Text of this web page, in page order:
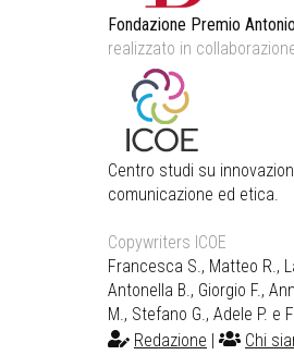
Fondazione Premio
realizzato in
Centro studi su
comunicazione ed etica.
Copywriters ICOE
Francesca S., Matteo R.,
Antonella B., Giorgio F.,
M., Stefano G., Adele P. e
Redazione
Chi